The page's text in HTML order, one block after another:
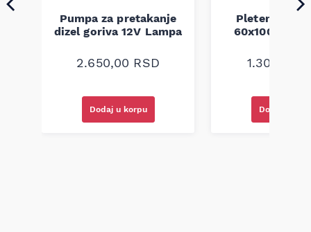
Pumpa za pretakanje
dizel goriva 12V Lampa
2.650,00 RSD
Dodaj u korpu
Pletenica
60x100
1.300,00
Dodaj u